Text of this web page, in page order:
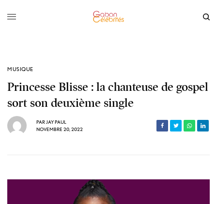
MUSIQUE
Princesse Blisse : la chanteuse de gospel
sort son deuxième single
PARJAY PAUL
NOVEMBRE 20, 2022